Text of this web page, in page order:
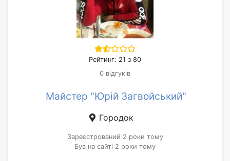
Рейтинг: 21 з 80
0 відгуків
Майстер "Юрій Загвойський"
Городок
Зареєстрований 2 роки тому
Був на сайті 2 роки тому